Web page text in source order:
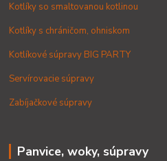
Kotlíky so smaltovanou kotlinou
Kotlíky s chráničom, ohniskom
Kotlíkové súpravy BIG PARTY
Servírovacie súpravy
Zabíjačkové súpravy
Panvice, woky, súpravy